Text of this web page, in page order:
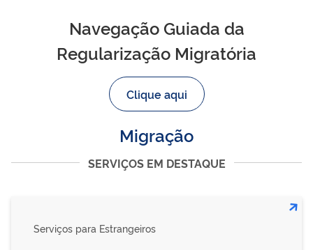
Navegação Guiada da
Regularização Migratória
Clique aqui
Migração
SERVIÇOS EM DESTAQUE
Serviços para Estrangeiros